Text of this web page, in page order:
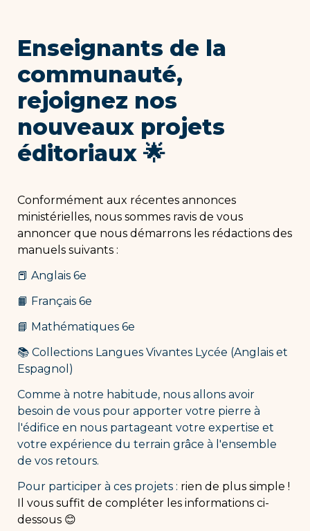
Enseignants de la
communauté,
rejoignez nos
nouveaux projets
éditoriaux 🌟
Conformément aux récentes annonces
ministérielles, nous sommes ravis de vous
annoncer que nous démarrons les rédactions des
manuels suivants :
📕 Anglais 6e
📙 Français 6e
📘 Mathématiques 6e
📚 Collections Langues Vivantes Lycée (Anglais et
Espagnol)
Comme à notre habitude, nous allons avoir
besoin de vous pour apporter votre pierre à
l'édifice en nous partageant votre expertise et
votre expérience du terrain grâce à l'ensemble
de vos retours.
Pour participer à ces projets : rien de plus simple !
Il vous suffit de compléter les informations ci-
dessous 😊